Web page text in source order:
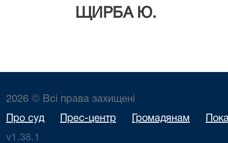
ЩИРБА Ю.
2026 © Всі права захищені
Про суд Прес-центр Громадянам
v1.38.1